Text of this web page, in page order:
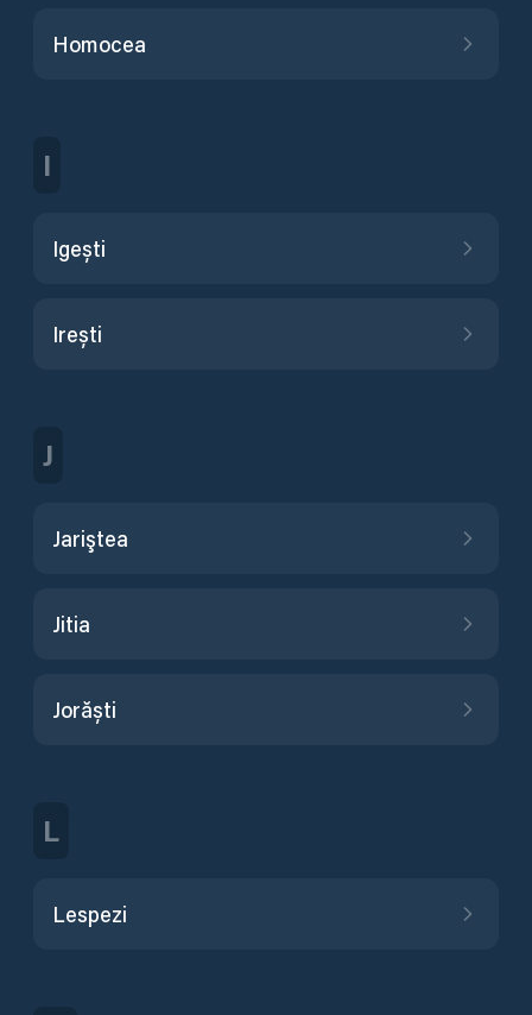
Homocea
I
Igești
Irești
J
Jariştea
Jitia
Jorăști
L
Lespezi